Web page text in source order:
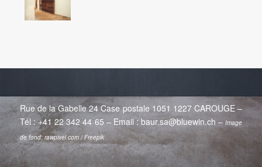
Rue de la Gabelle 24 Case postale 1051 1227 CAROUGE –
Tél :+41 22 342 44 65– Email :baur.sa@bluewin.ch –Image
de fond: rawpixel.com / Freepik